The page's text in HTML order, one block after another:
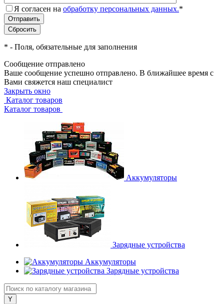
Я согласен на обработку персональных данных.*
* - Поля, обязательные для заполнения
Сообщение отправлено
Ваше сообщение успешно отправлено. В ближайшее время с
Вами свяжется наш специалист
Закрыть окно
Каталог товаров
Каталог товаров
Аккумуляторы
Зарядные устройства
Аккумуляторы
Зарядные устройства